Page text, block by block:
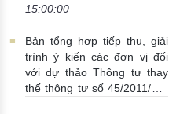
15:00:00
Bản tổng hợp tiếp thu, giải
trình ý kiến các đơn vị đối
với dự thảo Thông tư thay
thế thông tư số 45/2011/TT-